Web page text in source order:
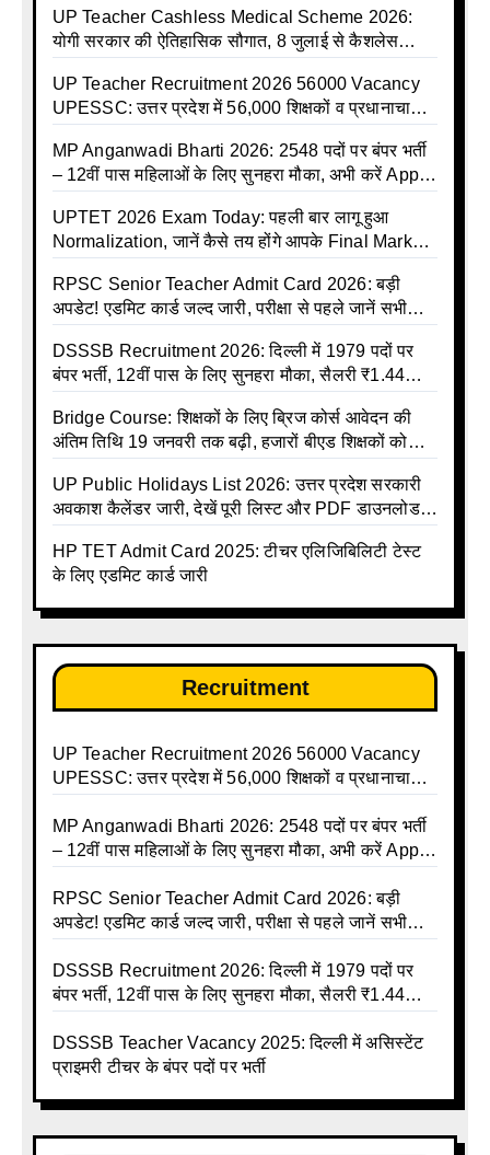
UP Teacher Cashless Medical Scheme 2026:
योगी सरकार की ऐतिहासिक सौगात, 8 जुलाई से कैशलेस
UP Teacher Recruitment 2026 56000 Vacancy
UPESSC: उत्तर प्रदेश में 56,000 शिक्षकों व प्रधानाचार्यों
MP Anganwadi Bharti 2026: 2548 पदों पर बंपर भर्ती
– 12वीं पास महिलाओं के लिए सुनहरा मौका, अभी करें Apply
UPTET 2026 Exam Today: पहली बार लागू हुआ
Normalization, जानें कैसे तय होंगे आपके Final Marks
RPSC Senior Teacher Admit Card 2026: बड़ी
अपडेट! एडमिट कार्ड जल्द जारी, परीक्षा से पहले जानें सभी
DSSSB Recruitment 2026: दिल्ली में 1979 पदों पर
बंपर भर्ती, 12वीं पास के लिए सुनहरा मौका, सैलरी ₹1.44
Bridge Course: शिक्षकों के लिए ब्रिज कोर्स आवेदन की
अंतिम तिथि 19 जनवरी तक बढ़ी, हजारों बीएड शिक्षकों को
UP Public Holidays List 2026: उत्तर प्रदेश सरकारी
अवकाश कैलेंडर जारी, देखें पूरी लिस्ट और PDF डाउनलोड
talika | Sarkari Avkash Talika | Up Holidays List |
Holidays Calendar
HP TET Admit Card 2025: टीचर एलिजिबिलिटी टेस्ट
के लिए एडमिट कार्ड जारी
Recruitment
UP Teacher Recruitment 2026 56000 Vacancy
UPESSC: उत्तर प्रदेश में 56,000 शिक्षकों व प्रधानाचार्यों
MP Anganwadi Bharti 2026: 2548 पदों पर बंपर भर्ती
– 12वीं पास महिलाओं के लिए सुनहरा मौका, अभी करें Apply
RPSC Senior Teacher Admit Card 2026: बड़ी
अपडेट! एडमिट कार्ड जल्द जारी, परीक्षा से पहले जानें सभी
DSSSB Recruitment 2026: दिल्ली में 1979 पदों पर
बंपर भर्ती, 12वीं पास के लिए सुनहरा मौका, सैलरी ₹1.44
DSSSB Teacher Vacancy 2025: दिल्ली में असिस्टेंट
प्राइमरी टीचर के बंपर पदों पर भर्ती